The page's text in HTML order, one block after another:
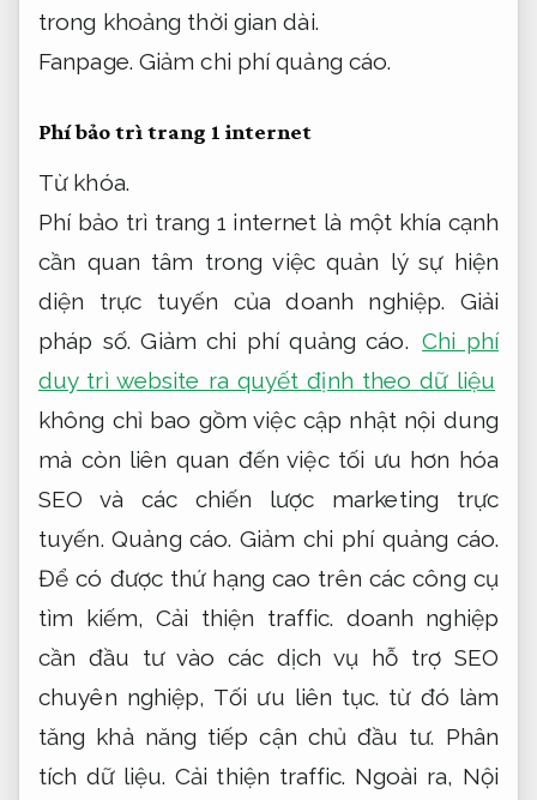
trong khoảng thời gian dài.
Fanpage. Giảm chi phí quảng cáo.
Phí bảo trì trang 1 internet
Từ khóa.
Phí bảo trì trang 1 internet là một khía cạnh
cần quan tâm trong việc quản lý sự hiện
diện trực tuyến của doanh nghiệp. Giải
pháp số. Giảm chi phí quảng cáo. Chi phí
duy trì website ra quyết định theo dữ liệu
không chỉ bao gồm việc cập nhật nội dung
mà còn liên quan đến việc tối ưu hơn hóa
SEO và các chiến lược marketing trực
tuyến.Quảng cáo. Giảm chi phí quảng cáo.
Để có được thứ hạng cao trên các công cụ
tìm kiếm,Cải thiện traffic. doanh nghiệp
cần đầu tư vào các dịch vụ hỗ trợ SEO
chuyên nghiệp, Tối ưu liên tục. từ đó làm
tăng khả năng tiếp cận chủ đầu tư. Phân
tích dữ liệu. Cải thiện traffic. Ngoài ra, Nội